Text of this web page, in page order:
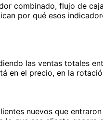
combinado, flujo de
por qué esos
las ventas totales
en el precio, en la
nuevos que